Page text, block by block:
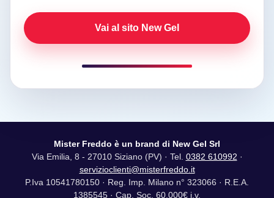
Vai al sito New Gel
Mister Freddo è un brand di New Gel Srl
Via Emilia, 8 - 27010 Siziano (PV) · Tel. 0382 610992 ·
servizioclienti@misterfreddo.it
P.Iva 10541780150 · Reg. Imp. Milano n° 323066 · R.E.A.
1385545 · Cap. Soc. 60.000€ i.v.